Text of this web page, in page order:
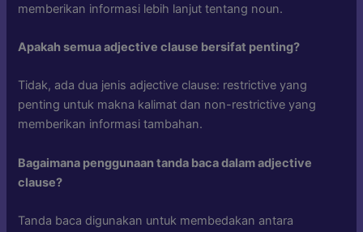
memberikan informasi lebih lanjut tentang noun.
Apakah semua adjective clause bersifat penting?
Tidak, ada dua jenis adjective clause: restrictive yang
penting untuk makna kalimat dan non-restrictive yang
memberikan informasi tambahan.
Bagaimana penggunaan tanda baca dalam adjective
clause?
Tanda baca digunakan untuk membedakan antara